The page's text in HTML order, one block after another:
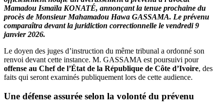
Mamadou Ismaïla KONATÉ, annonçant la tenue prochaine du
procès de Monsieur Mahamadou Hawa GASSAMA. Le prévenu
comparaîtra devant la juridiction correctionnelle le vendredi 9
janvier 2026.
Le doyen des juges d’instruction du même tribunal a ordonné son
renvoi devant cette instance. M. GASSAMA est poursuivi pour
offense au Chef de l’État de la République de Côte d’Ivoire, des
faits qui seront examinés publiquement lors de cette audience.
Une défense assurée selon la volonté du prévenu